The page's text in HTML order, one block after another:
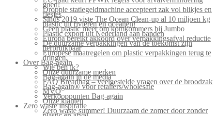
goed!
Droppie statiegeldmachine accepteert zak vol blikjes en
flesjes
Sinds 2019 viste The Ocean Clean-up al 10 miljoen kg
plastic uit rivieren en oceanen!
Geen plastic meer om komkommers bij Jumbo
Plastic export uit Nederland aan banden
Europa bereikt akkoord over verpakkingsafval reductie
De duurzame verpakkingen van de toekomst zijn
herbruikbaar
Europese maatregelen om plastic verpakkingen terug te
dringen.
Over Bag-again
Wie ben ik?
Onze duurzame merken
Bag-again in de media
FAQ Breadbag – veelgestelde vragen over de broodzak
Bag-again® voor retailers/wholesale
MVO
Verkooppunten Bag-again
Onze klanten
Zero waste inspiratie
Zero waste summer! Duurzaam de zomer door zonder